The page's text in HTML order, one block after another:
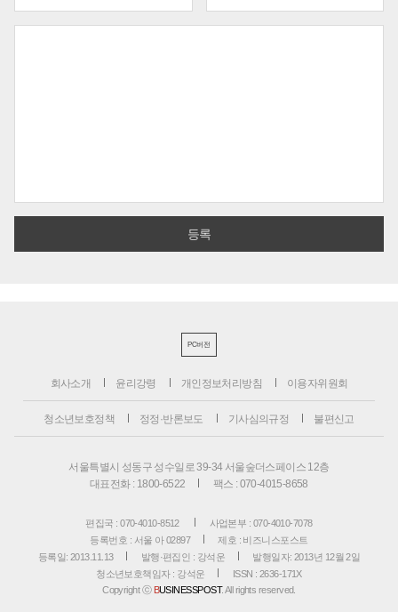
PC버전
회사소개 윤리강령 개인정보처리방침 이용자위원회
청소년보호정책 정정·반론보도 기사심의규정 불편신고
서울특별시 성동구 성수일로 39-34 서울숲더스페이스 12층
대표전화 : 1800-6522
팩스 : 070-4015-8658
편집국 : 070-4010-8512
사업본부 : 070-4010-7078
등록번호 : 서울 아 02897
제호 : 비즈니스포스트
등록일: 2013.11.13
발행·편집인 : 강석운
발행일자: 2013년 12월 2일
청소년보호책임자 : 강석운
ISSN : 2636-171X
Copyright ⓒ BUSINESSPOST. All rights reserved.